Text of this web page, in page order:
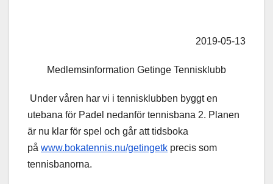
2019-05-13
Medlemsinformation Getinge Tennisklubb
Under våren har vi i tennisklubben byggt en
utebana för Padel nedanför tennisbana 2. Planen
är nu klar för spel och går att tidsboka
på www.bokatennis.nu/getingetk precis som
tennisbanorna.